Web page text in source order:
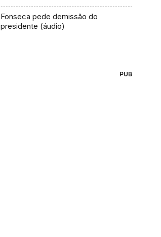
Fonseca pede demissão do
presidente (áudio)
PUB